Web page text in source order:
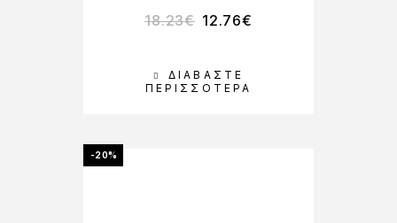
ΔΙΑΒΆΣΤΕ
ΠΕΡΙΣΣΌΤΕΡΑ
18.23€ 12.76€
-20%